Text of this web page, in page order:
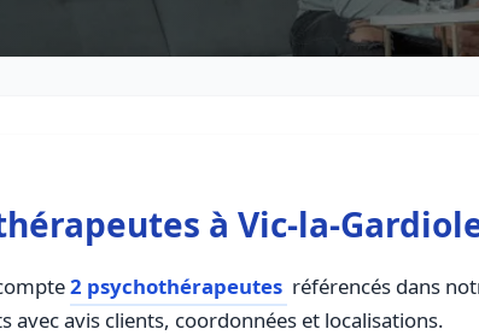
à Vic-la-
2 psychothérapeutes référencés dans
avec avis clients, coordonnées et localisations.